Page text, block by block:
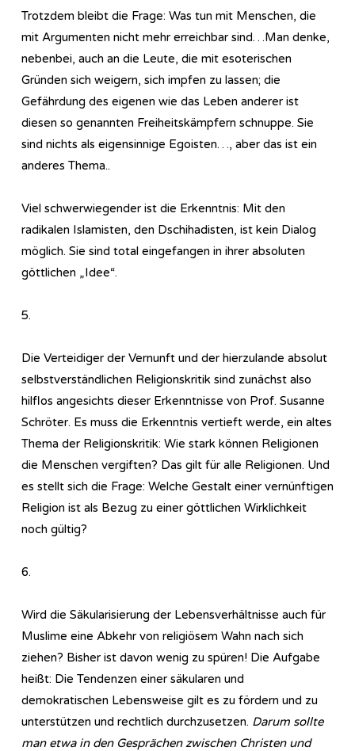
Trotzdem bleibt die Frage: Was tun mit Menschen, die
mit Argumenten nicht mehr erreichbar sind…Man denke,
nebenbei, auch an die Leute, die mit esoterischen
Gründen sich weigern, sich impfen zu lassen; die
Gefährdung des eigenen wie das Leben anderer ist
diesen so genannten Freiheitskämpfern schnuppe. Sie
sind nichts als eigensinnige Egoisten…, aber das ist ein
anderes Thema..
Viel schwerwiegender ist die Erkenntnis: Mit den
radikalen Islamisten, den Dschihadisten, ist kein Dialog
möglich. Sie sind total eingefangen in ihrer absoluten
göttlichen „Idee“.
5.
Die Verteidiger der Vernunft und der hierzulande absolut
selbstverständlichen Religionskritik sind zunächst also
hilflos angesichts dieser Erkenntnisse von Prof. Susanne
Schröter. Es muss die Erkenntnis vertieft werde, ein altes
Thema der Religionskritik: Wie stark können Religionen
die Menschen vergiften? Das gilt für alle Religionen. Und
es stellt sich die Frage: Welche Gestalt einer vernünftigen
Religion ist als Bezug zu einer göttlichen Wirklichkeit
noch gültig?
6.
Wird die Säkularisierung der Lebensverhältnisse auch für
Muslime eine Abkehr von religiösem Wahn nach sich
ziehen? Bisher ist davon wenig zu spüren! Die Aufgabe
heißt: Die Tendenzen einer säkularen und
demokratischen Lebensweise gilt es zu fördern und zu
unterstützen und rechtlich durchzusetzen. Darum sollte
man etwa in den Gesprächen zwischen Christen und